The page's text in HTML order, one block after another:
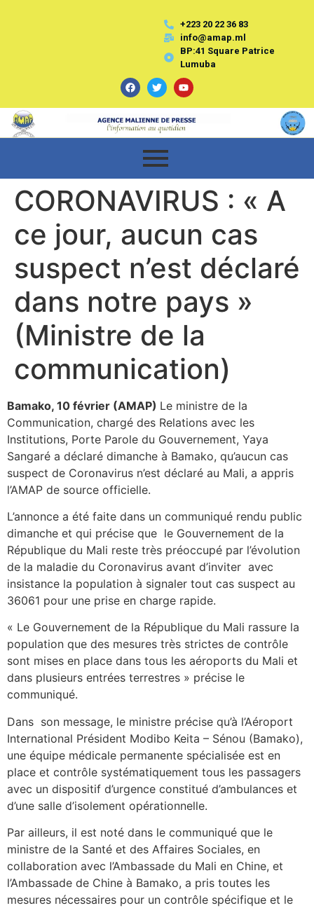
+223 20 22 36 83
info@amap.ml
BP:41 Square Patrice
Lumuba
CORONAVIRUS : « A
ce jour, aucun cas
suspect n’est déclaré
dans notre pays »
(Ministre de la
communication)
Bamako, 10 février (AMAP) Le ministre de la
Communication, chargé des Relations avec les
Institutions, Porte Parole du Gouvernement, Yaya
Sangaré a déclaré dimanche à Bamako, qu’aucun cas
suspect de Coronavirus n’est déclaré au Mali, a appris
l’AMAP de source officielle.
L’annonce a été faite dans un communiqué rendu public
dimanche et qui précise que le Gouvernement de la
République du Mali reste très préoccupé par l’évolution
de la maladie du Coronavirus avant d’inviter avec
insistance la population à signaler tout cas suspect au
36061 pour une prise en charge rapide.
« Le Gouvernement de la République du Mali rassure la
population que des mesures très strictes de contrôle
sont mises en place dans tous les aéroports du Mali et
dans plusieurs entrées terrestres » précise le
communiqué.
Dans son message, le ministre précise qu’à l’Aéroport
International Président Modibo Keita – Sénou (Bamako),
une équipe médicale permanente spécialisée est en
place et contrôle systématiquement tous les passagers
avec un dispositif d’urgence constitué d’ambulances et
d’une salle d’isolement opérationnelle.
Par ailleurs, il est noté dans le communiqué que le
ministre de la Santé et des Affaires Sociales, en
collaboration avec l’Ambassade du Mali en Chine, et
l’Ambassade de Chine à Bamako, a pris toutes les
mesures nécessaires pour un contrôle spécifique et le